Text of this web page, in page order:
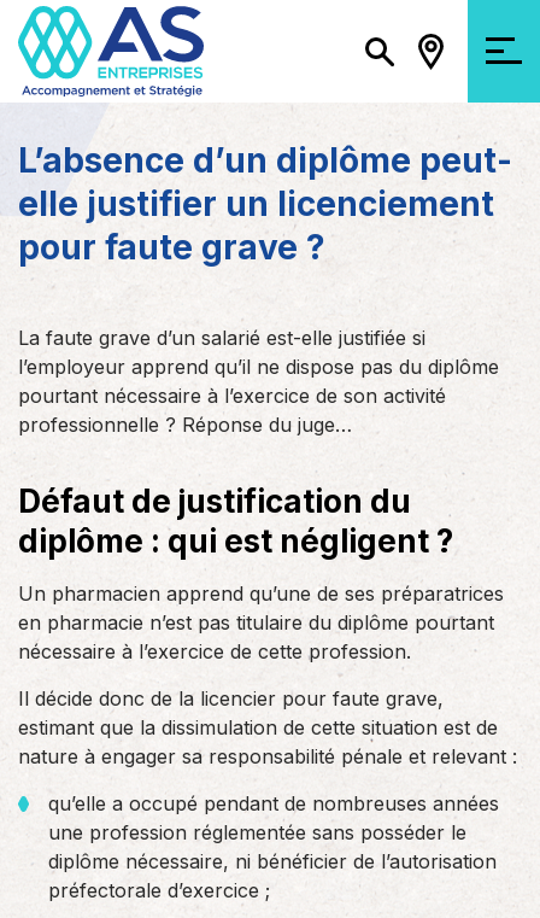
L’absence d’un diplôme peut-
elle justifier un licenciement
pour faute grave ?
La faute grave d’un salarié est-elle justifiée si
l’employeur apprend qu’il ne dispose pas du diplôme
pourtant nécessaire à l’exercice de son activité
professionnelle ? Réponse du juge…
Défaut de justification du
diplôme : qui est négligent ?
Un pharmacien apprend qu’une de ses préparatrices
en pharmacie n’est pas titulaire du diplôme pourtant
nécessaire à l’exercice de cette profession.
Il décide donc de la licencier pour faute grave,
estimant que la dissimulation de cette situation est de
nature à engager sa responsabilité pénale et relevant :
qu’elle a occupé pendant de nombreuses années
une profession réglementée sans posséder le
diplôme nécessaire, ni bénéficier de l’autorisation
préfectorale d’exercice ;